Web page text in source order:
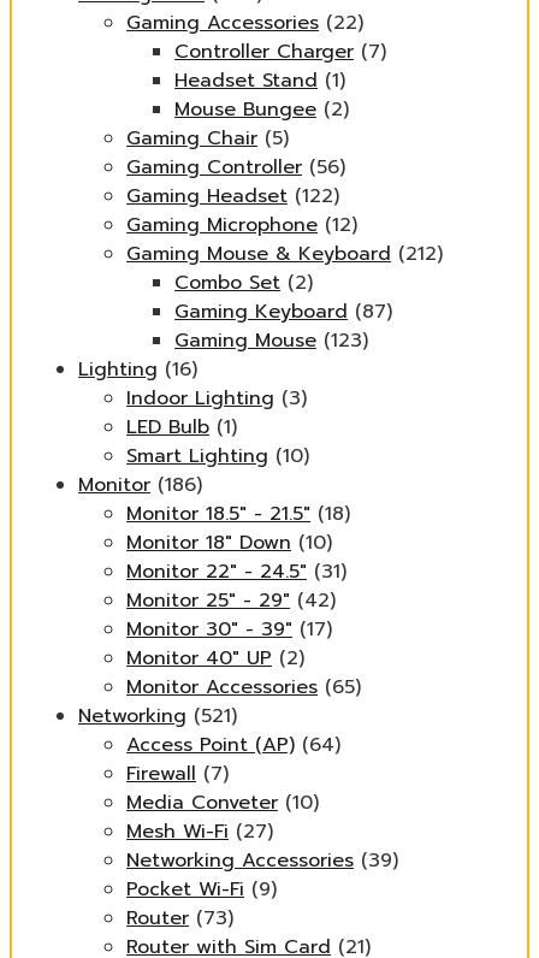
Gaming Accessories (22)
Controller Charger (7)
Headset Stand (1)
Mouse Bungee (2)
Gaming Chair (5)
Gaming Controller (56)
Gaming Headset (122)
Gaming Microphone (12)
Gaming Mouse & Keyboard (212)
Combo Set (2)
Gaming Keyboard (87)
Gaming Mouse (123)
Lighting (16)
Indoor Lighting (3)
LED Bulb (1)
Smart Lighting (10)
Monitor (186)
Monitor 18.5" - 21.5" (18)
Monitor 18" Down (10)
Monitor 22" - 24.5" (31)
Monitor 25" - 29" (42)
Monitor 30" - 39" (17)
Monitor 40" UP (2)
Monitor Accessories (65)
Networking (521)
Access Point (AP) (64)
Firewall (7)
Media Conveter (10)
Mesh Wi-Fi (27)
Networking Accessories (39)
Pocket Wi-Fi (9)
Router (73)
Router with Sim Card (21)